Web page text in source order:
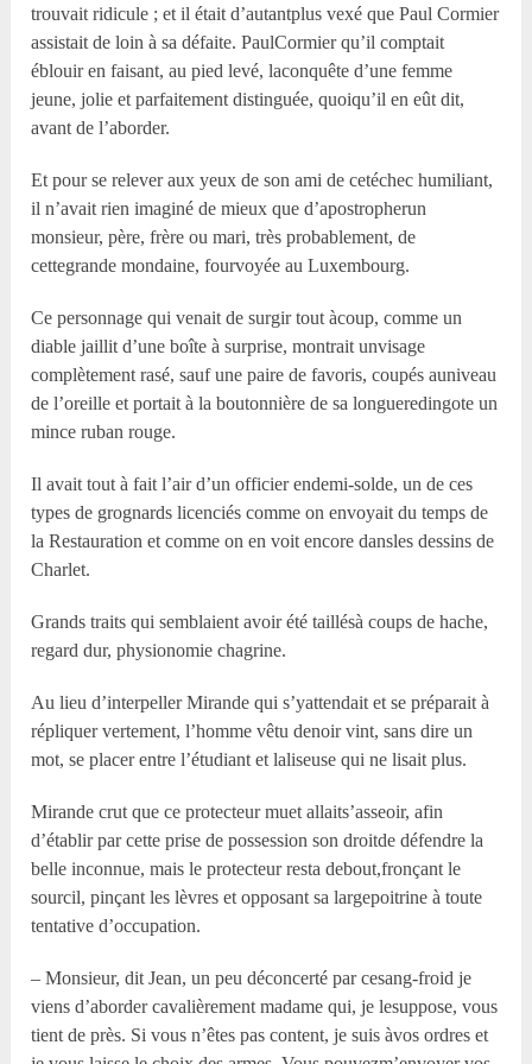
trouvait ridicule ; et il était d’autantplus vexé que Paul Cormier
assistait de loin à sa défaite. PaulCormier qu’il comptait
éblouir en faisant, au pied levé, laconquête d’une femme
jeune, jolie et parfaitement distinguée, quoiqu’il en eût dit,
avant de l’aborder.
Et pour se relever aux yeux de son ami de cetéchec humiliant,
il n’avait rien imaginé de mieux que d’apostropherun
monsieur, père, frère ou mari, très probablement, de
cettegrande mondaine, fourvoyée au Luxembourg.
Ce personnage qui venait de surgir tout àcoup, comme un
diable jaillit d’une boîte à surprise, montrait unvisage
complètement rasé, sauf une paire de favoris, coupés auniveau
de l’oreille et portait à la boutonnière de sa longueredingote un
mince ruban rouge.
Il avait tout à fait l’air d’un officier endemi-solde, un de ces
types de grognards licenciés comme on envoyait du temps de
la Restauration et comme on en voit encore dansles dessins de
Charlet.
Grands traits qui semblaient avoir été taillésà coups de hache,
regard dur, physionomie chagrine.
Au lieu d’interpeller Mirande qui s’yattendait et se préparait à
répliquer vertement, l’homme vêtu denoir vint, sans dire un
mot, se placer entre l’étudiant et laliseuse qui ne lisait plus.
Mirande crut que ce protecteur muet allaits’asseoir, afin
d’établir par cette prise de possession son droitde défendre la
belle inconnue, mais le protecteur resta debout,fronçant le
sourcil, pinçant les lèvres et opposant sa largepoitrine à toute
tentative d’occupation.
– Monsieur, dit Jean, un peu déconcerté par cesang-froid je
viens d’aborder cavalièrement madame qui, je lesuppose, vous
tient de près. Si vous n’êtes pas content, je suis àvos ordres et